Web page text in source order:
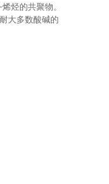
烃的共聚物。
大多数酸碱的